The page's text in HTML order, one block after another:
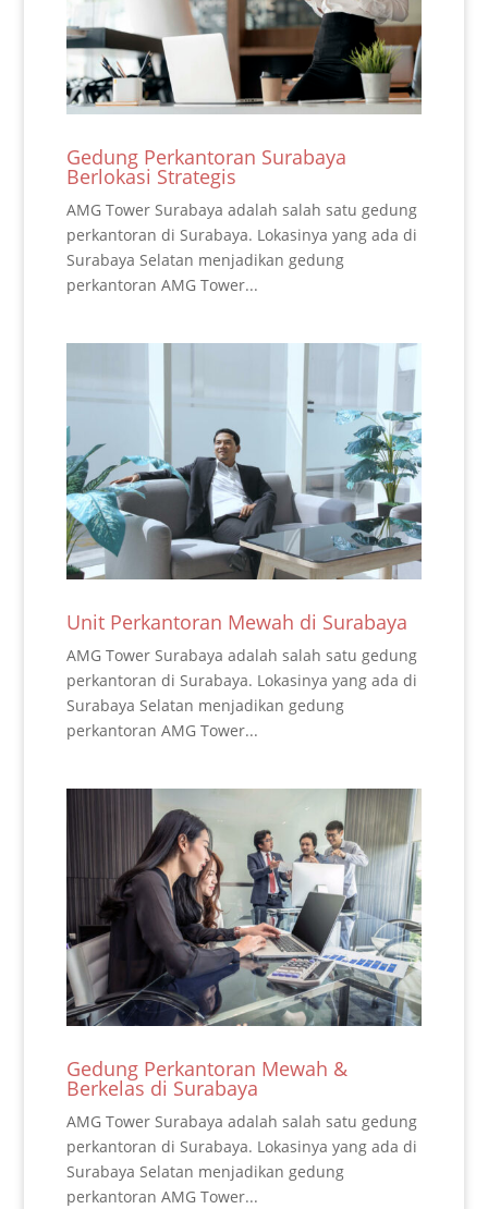
Gedung Perkantoran Surabaya
Berlokasi Strategis
AMG Tower Surabaya adalah salah satu gedung
perkantoran di Surabaya. Lokasinya yang ada di
Surabaya Selatan menjadikan gedung
perkantoran AMG Tower...
Unit Perkantoran Mewah di Surabaya
AMG Tower Surabaya adalah salah satu gedung
perkantoran di Surabaya. Lokasinya yang ada di
Surabaya Selatan menjadikan gedung
perkantoran AMG Tower...
Gedung Perkantoran Mewah &
Berkelas di Surabaya
AMG Tower Surabaya adalah salah satu gedung
perkantoran di Surabaya. Lokasinya yang ada di
Surabaya Selatan menjadikan gedung
perkantoran AMG Tower...